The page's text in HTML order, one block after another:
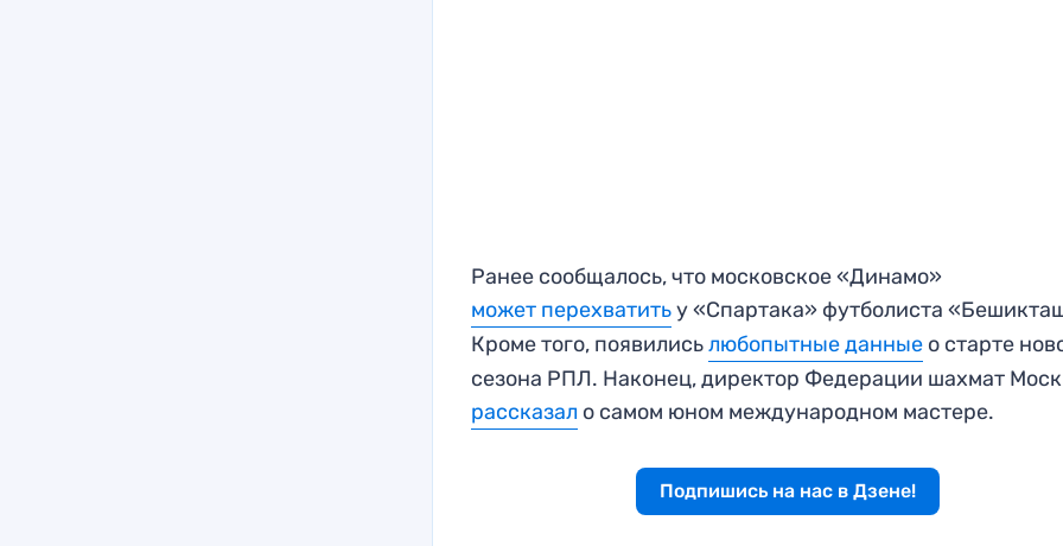
Ранее сообщалось, что московское «Динамо»
может перехватитьу «Спартака» футболиста
Кроме того, появилисьлюбопытные данные о старте
сезона РПЛ. Наконец, директор Федерации шахмат
рассказал о самом юном международном мастере.
Подпишись на нас в Дзене!